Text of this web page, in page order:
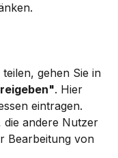
gehen Sie in
. Hier
eintragen.
die andere Nutzer
Bearbeitung von